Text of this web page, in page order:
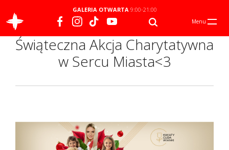
GALERIA OTWARTA9:00-21:00
Menu
Świąteczna Akcja Charytatywna
w Sercu Miasta<3